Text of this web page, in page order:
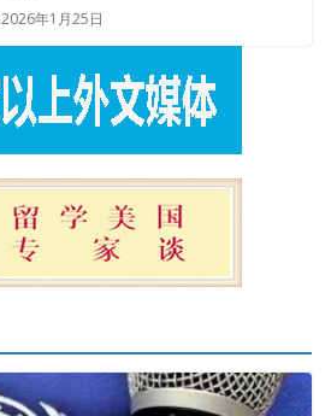
2026年1月25日